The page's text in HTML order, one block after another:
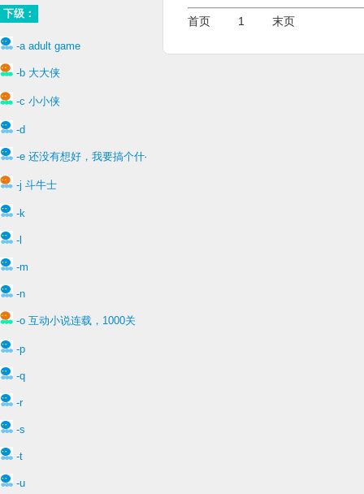
下级：
-a adult game
-b 大大侠
-c 小小侠
-d
-e 还没有想好，我要搞个什么游戏
-j 斗牛士
-k
-l
-m
-n
-o 互动小说连载，1000关
-p
-q
-r
-s
-t
-u
首页 1 末页